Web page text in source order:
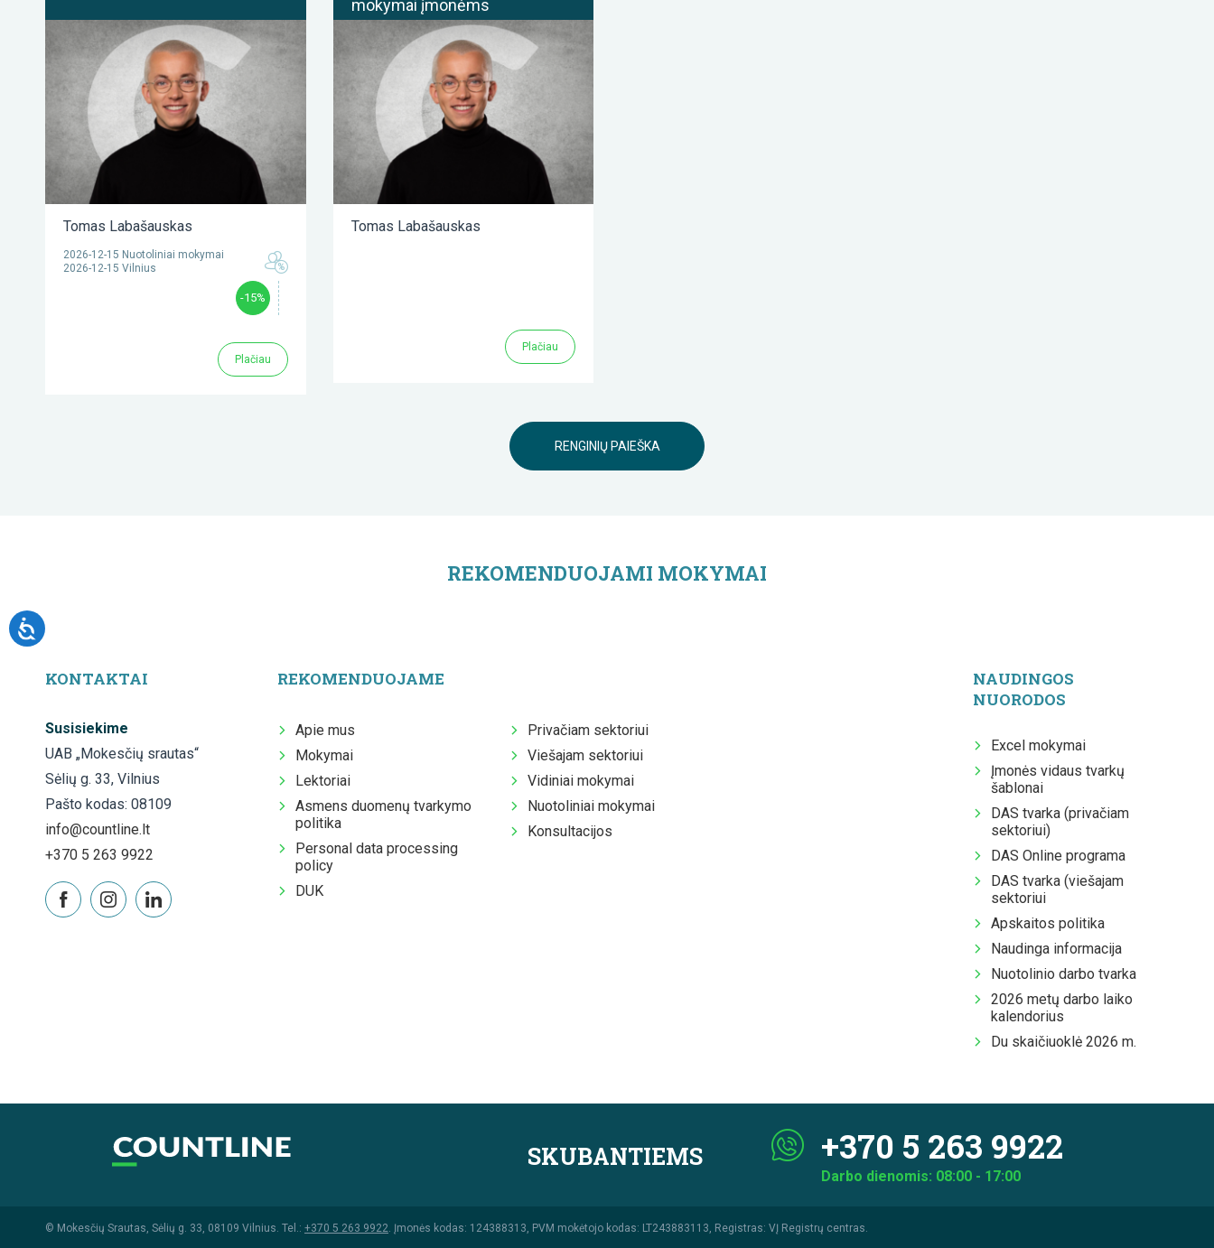
Tomas Labašauskas
2026-12-15 Nuotoliniai mokymai
2026-12-15 Vilnius
-15%
Plačiau
mokymai įmonėms
Tomas Labašauskas
Plačiau
RENGINIŲ PAIEŠKA
REKOMENDUOJAMI MOKYMAI
KONTAKTAI
Susisiekime
UAB „Mokesčių srautas“
Sėlių g. 33, Vilnius
Pašto kodas: 08109
info@countline.lt
+370 5 263 9922
REKOMENDUOJAME
Apie mus
Mokymai
Lektoriai
Asmens duomenų tvarkymo
politika
Personal data processing
policy
DUK
Privačiam sektoriui
Viešajam sektoriui
Vidiniai mokymai
Nuotoliniai mokymai
Konsultacijos
NAUDINGOS
NUORODOS
Excel mokymai
Įmonės vidaus tvarkų
šablonai
DAS tvarka (privačiam
sektoriui)
DAS Online programa
DAS tvarka (viešajam
sektoriui
Apskaitos politika
Naudinga informacija
Nuotolinio darbo tvarka
2026 metų darbo laiko
kalendorius
Du skaičiuoklė 2026 m.
SKUBANTIEMS +370 5 263 9922
Darbo dienomis: 08:00 - 17:00
© Mokesčių Srautas, Sėlių g. 33, 08109 Vilnius. Tel.: +370 5 263 9922 . Įmonės kodas: 124388313, PVM mokėtojo kodas: LT243883113, Registras: VĮ Registrų centras.